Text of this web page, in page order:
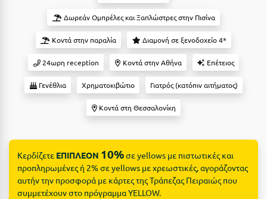
Γαλαξiδι
Γλυφάδα
Γρεβενά
Δ
Δελφοί
Διακοπτό
Δες όλα τα πακέτα διακοπών
Δωρεάν Ομπρέλες και Ξαπλώστρες στην Πισίνα
Κοντά στην παραλία Διαμονή σε ξενοδοχείο 4*
24ωρη reception Κοντά στην Αθήνα Επέτειος
Γενέθλια Χρηματοκιβώτιο Γιατρός (κατόπιν αιτήματος)
Κοντά στη Θεσσαλονίκη
Κερδίζετε ΕΠΙΠΛΕΟΝ 10%σε yellows με πιστωτικές και
προπληρωμένες ή 2% σε yellows με χρεωστικές, αγοράζοντας
αυτήν την προσφορά με κάρτες της Τράπεζας Πειραιώς που
συμμετέχουν στο πρόγραμμα YELLOW.